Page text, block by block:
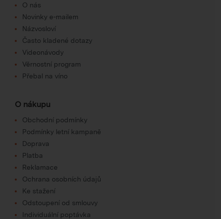
O nás
Novinky e-mailem
Názvosloví
Často kladené dotazy
Videonávody
Věrnostní program
Přebal na víno
O nákupu
Obchodní podmínky
Podmínky letní kampaně
Doprava
Platba
Reklamace
Ochrana osobních údajů
Ke stažení
Odstoupení od smlouvy
Individuální poptávka